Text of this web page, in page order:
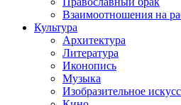
Взаимоотношения на
Культура
Архитектура
Литература
Иконопись
Музыка
Изобразительное